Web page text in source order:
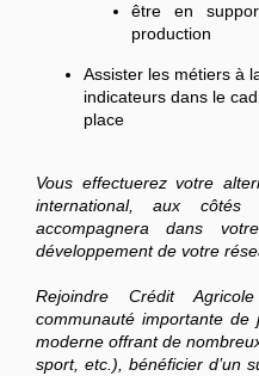
être en
production
Assister les métiers à
indicateurs dans le
place
Vous effectuerez votre
international, aux
accompagnera dans
développement de votre
Rejoindre Crédit
communauté importante
moderne offrant de
sport, etc.), bénéficier d’un